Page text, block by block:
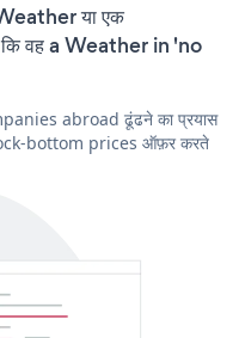
या एक
वह a Weather in 'no
abroad ढूंढने का प्रयास
bottom prices ऑफ़र करते